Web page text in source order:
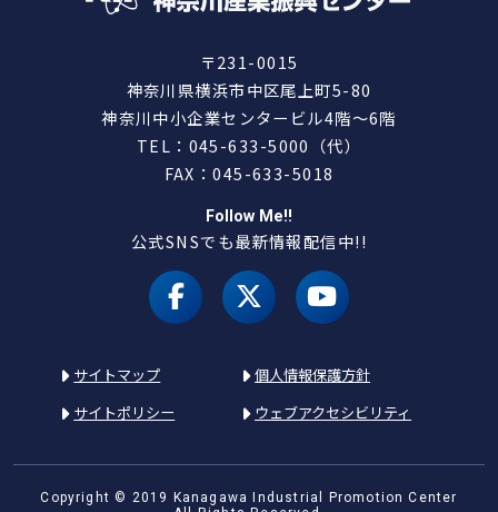
〒231-0015
神奈川県横浜市中区尾上町5-80
神奈川中小企業センタービル4階～6階
TEL：045-633-5000（代）
FAX：045-633-5018
Follow Me!!
公式SNSでも最新情報配信中!!
facebookX（旧 twitter）
youtube
サイトマップ
個人情報保護方針
サイトポリシー
ウェブアクセシビリティ
Copyright © 2019 Kanagawa Industrial Promotion Center